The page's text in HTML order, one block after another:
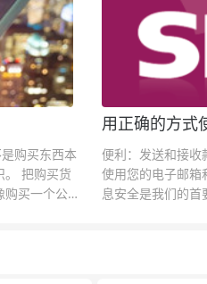
购买东西本
。 把购买货
买一个公司
用正确的方式
便利：发送和接收
使用您的电子邮箱
息安全是我们的首